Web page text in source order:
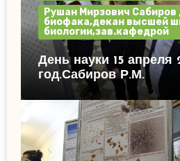
Рушан Мирзович
биофака,декан высшей
биологии,зав.кафедрой
День науки 15 апреля
год.Сабиров Р.М.